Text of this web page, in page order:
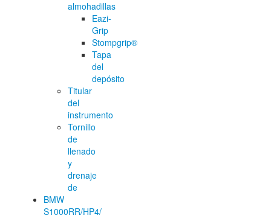
almohadillas
Eazi-
Grip
Stompgrip®
Tapa
del
depósito
Titular
del
instrumento
Tornillo
de
llenado
y
drenaje
de
BMW
S1000RR/HP4/